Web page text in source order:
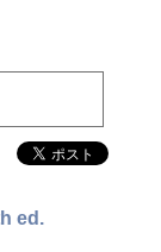
ed.